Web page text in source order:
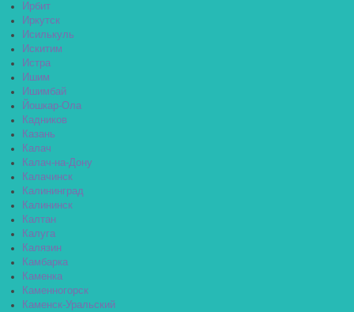
Ирбит
Иркутск
Исилькуль
Искитим
Истра
Ишим
Ишимбай
Йошкар-Ола
Кадников
Казань
Калач
Калач-на-Дону
Калачинск
Калининград
Калининск
Калтан
Калуга
Калязин
Камбарка
Каменка
Каменногорск
Каменск-Уральский